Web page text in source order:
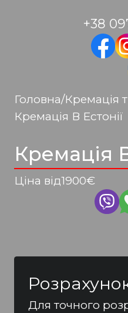
+38
Головна/Кремація
Кремація В Естонії
Кремація
Ціна від1900€
Для точного